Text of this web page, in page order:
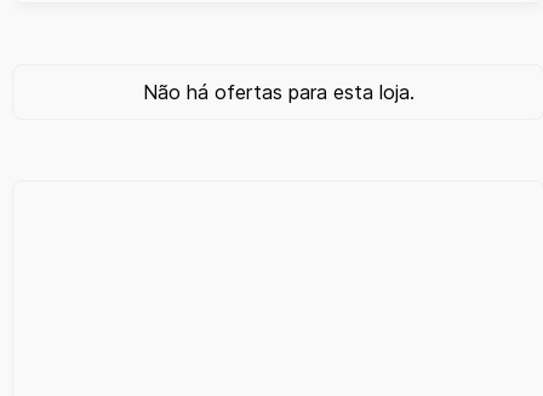
Não há ofertas para esta loja.